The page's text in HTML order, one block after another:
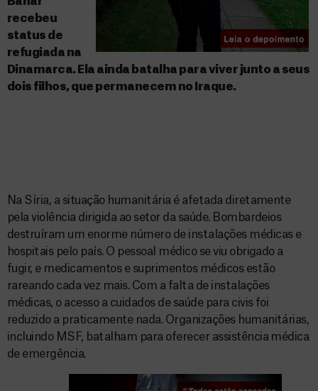
recebeu
status de
refugiada na
Dinamarca. Ela ainda batalha para viver junto a seus
dois filhos, que permanecem no Iraque.
Na Síria, a situação humanitária é afetada diretamente
pela violência dirigida ao setor da saúde. Bombardeios
destruíram um enorme número de instalações médicas e
hospitais pelo país. O pessoal médico se viu obrigado a
fugir, e medicamentos e suprimentos médicos estão
rareando cada vez mais. Com a falta de instalações
médicas, o acesso a cuidados de saúde para civis foi
reduzido a praticamente nada. Organizações humanitárias,
incluindo MSF, batalham para oferecer assistência médica
de emergência.